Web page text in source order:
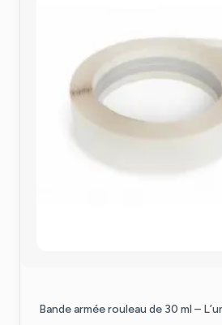
Bande armée rouleau de 30 ml –